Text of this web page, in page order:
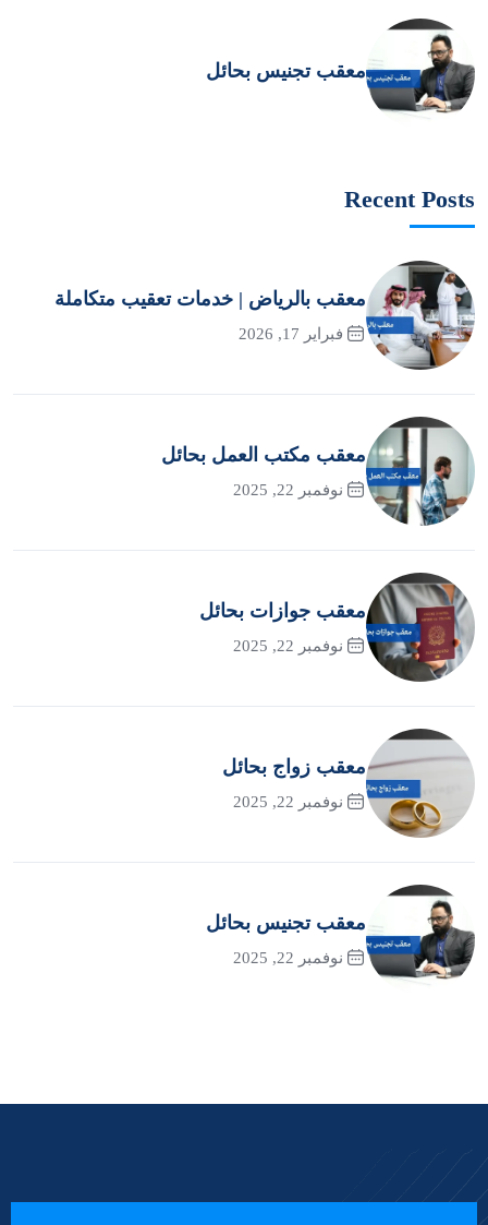
معقب تجنيس بحائل
Recent Posts
معقب بالرياض | خدمات تعقيب متكاملة
فبراير 17, 2026
معقب مكتب العمل بحائل
نوفمبر 22, 2025
معقب جوازات بحائل
نوفمبر 22, 2025
معقب زواج بحائل
نوفمبر 22, 2025
معقب تجنيس بحائل
نوفمبر 22, 2025